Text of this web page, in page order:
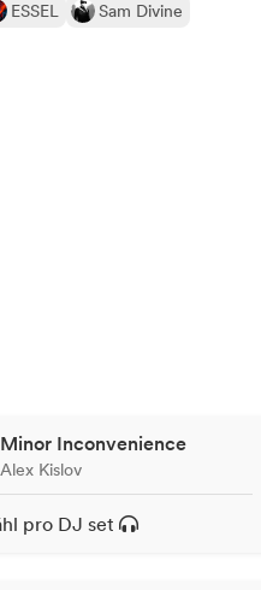
ESSEL
Sam Divine
Minor Inconvenience
Alex Kislov
pro DJ set